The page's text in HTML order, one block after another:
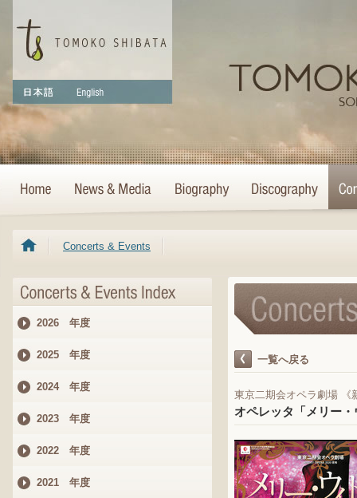
Concerts & Events
2026 年度
2025 年度
2024 年度
2023 年度
2022 年度
2021 年度
一覧へ戻る
東京二期会オペラ劇場 《
オペレッタ「メリー